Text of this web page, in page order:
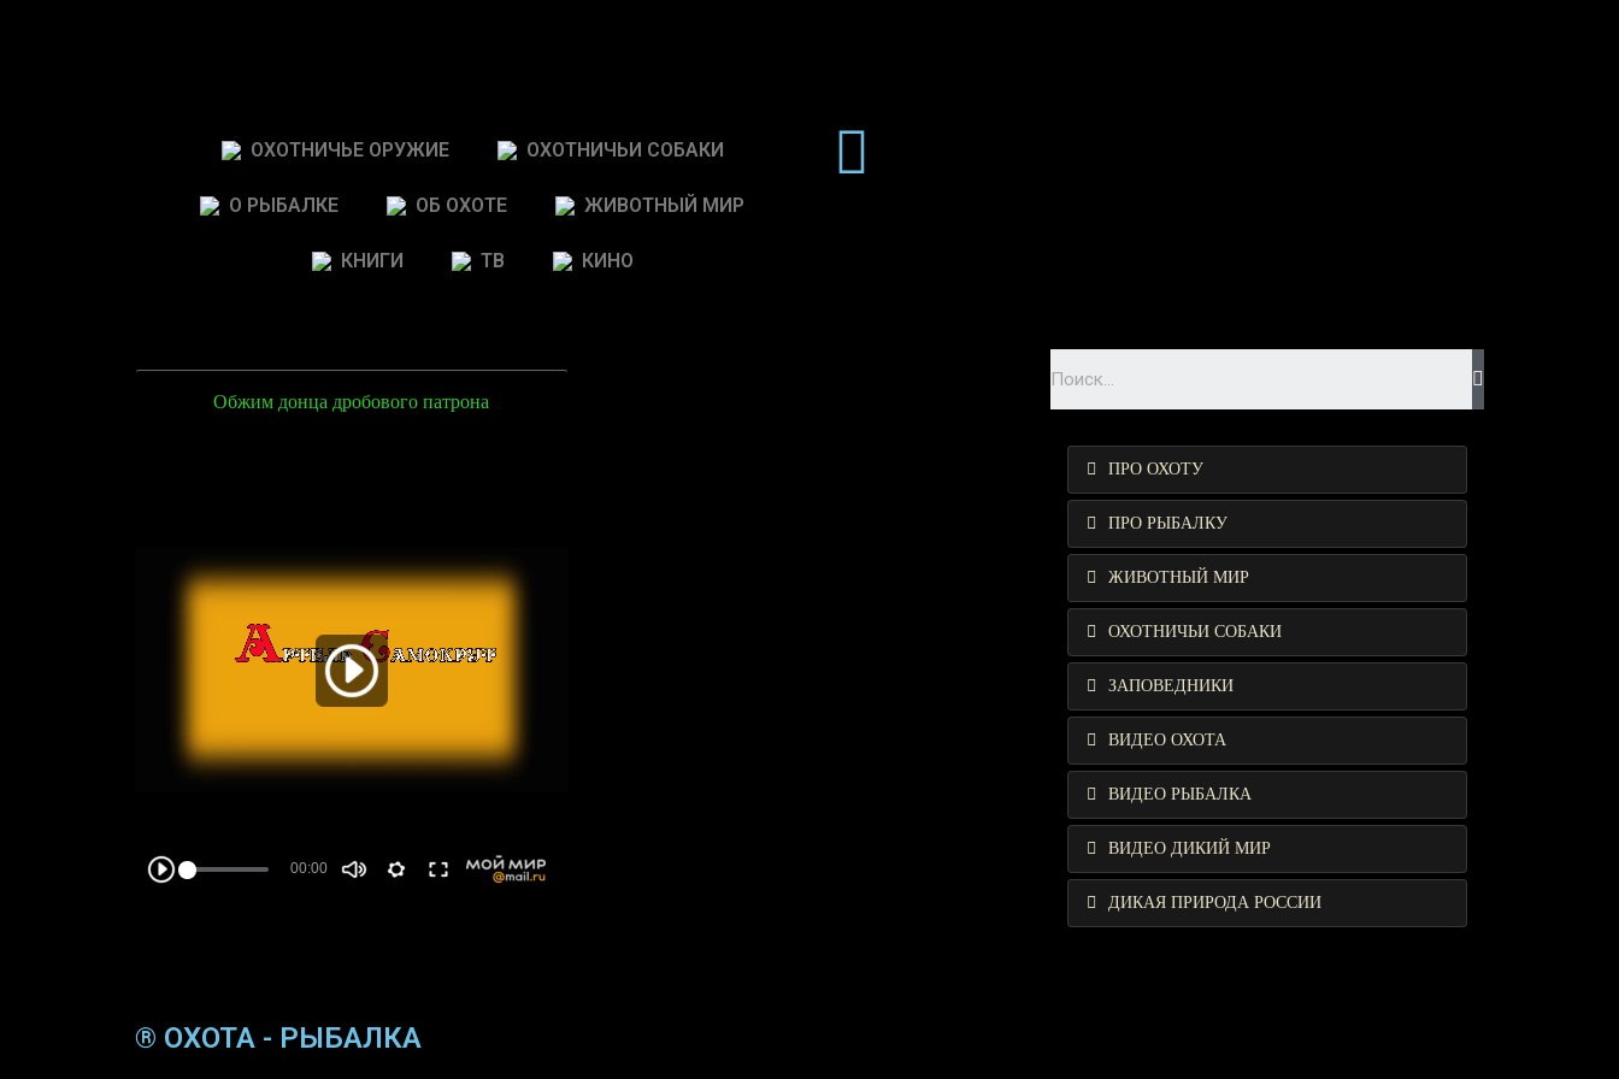
ОХОТНИЧЬЕ ОРУЖИЕ ОХОТНИЧЬИ СОБАКИ
О РЫБАЛКЕ ОБ ОХОТЕ ЖИВОТНЫЙ МИР
КНИГИ ТВ КИНО
Обжим донца дробового патрона
ПРО ОХОТУ
ПРО РЫБАЛКУ
ЖИВОТНЫЙ МИР
ОХОТНИЧЬИ СОБАКИ
ЗАПОВЕДНИКИ
ВИДЕО ОХОТА
ВИДЕО РЫБАЛКА
ВИДЕО ДИКИЙ МИР
ДИКАЯ ПРИРОДА РОССИИ
® ОХОТА - РЫБАЛКА